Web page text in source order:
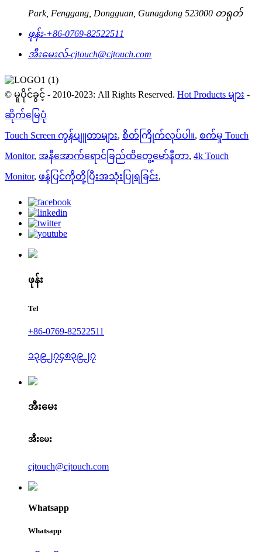
Park, Fenggang, Dongguan, Gunagdong 523000 တရုတ်
ဖုန်း-+86-0769-82522511
အီးမေးလ်-cjtouch@cjtouch.com
© မူပိုင်ခွင့် - 2010-2023: All Rights Reserved. Hot Products များ -
ဆိုက်မြေပုံ
Touch Screen ကွန်ပျူတာများ, စိတ်ကြိုက်လုပ်ပါ။, စက်မှု Touch
Monitor, အနီအောက်ရောင်ခြည်ထိတွေ့မော်နီတာ, 4k Touch
Monitor, ဖန်ပြင်ကိုတို့ပြီးအသုံးပြုရခြင်း,
ဖုန်း
Tel
+86-0769-82522511
၁၃၉၂၇၄၈၃၉၂၇
အီးမေး
အီးမေး
cjtouch@cjtouch.com
Whatsapp
Whatsapp